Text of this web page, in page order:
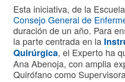
Esta iniciativa, de la
Consejo General de
duración de un año. Para
la parte centrada en la
Quirúrgica, el Experto ha
Ana Abenoja, con amplia
Quirófano como